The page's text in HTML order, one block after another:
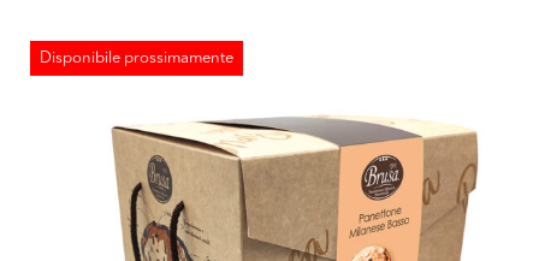
Disponibile prossimamente
ESAURITO